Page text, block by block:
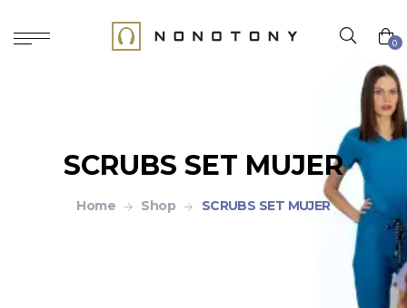
0
SCRUBS SET MUJER
Home Shop SCRUBS SET MUJER